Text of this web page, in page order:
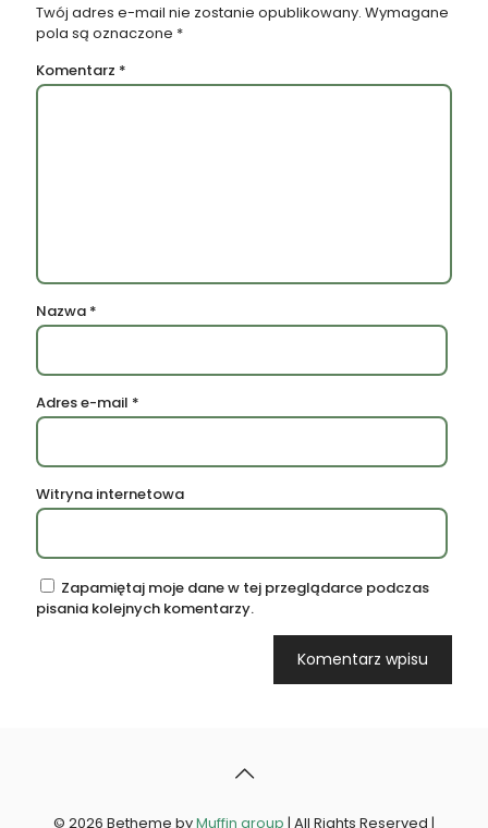
Twój adres e-mail nie zostanie opublikowany. Wymagane
pola są oznaczone *
Komentarz *
Nazwa *
Adres e-mail *
Witryna internetowa
Zapamiętaj moje dane w tej przeglądarce podczas
pisania kolejnych komentarzy.
© 2026 Betheme byMuffin group | All Rights Reserved |